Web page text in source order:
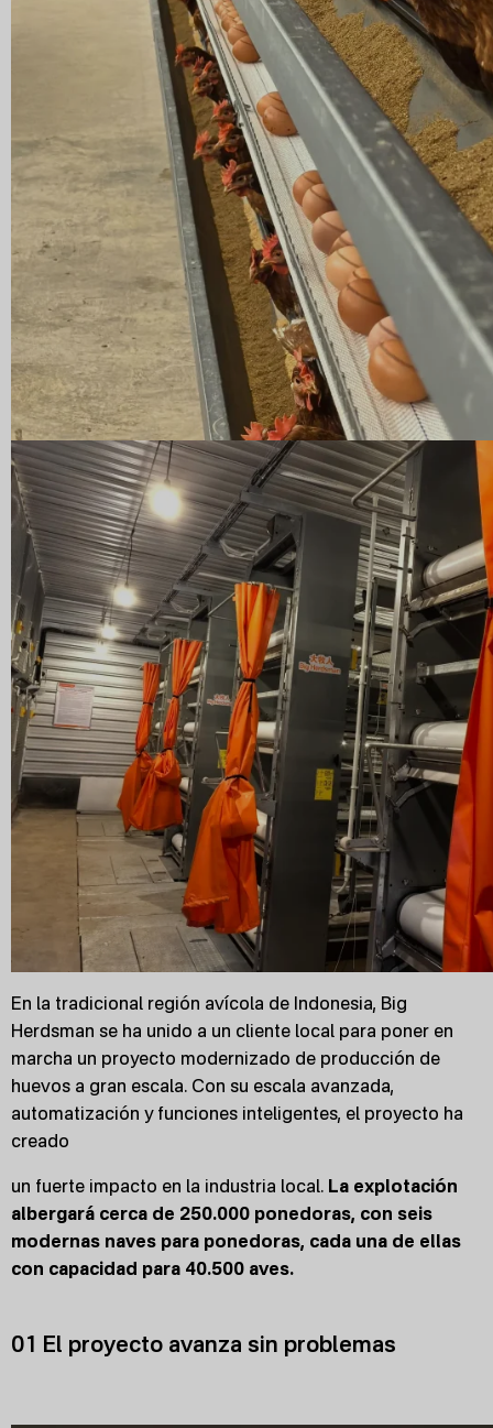
En la tradicional región avícola de Indonesia, Big
Herdsman se ha unido a un cliente local para poner en
marcha un proyecto modernizado de producción de
huevos a gran escala. Con su escala avanzada,
automatización y funciones inteligentes, el proyecto ha
creado
un fuerte impacto en la industria local. La explotación
albergará cerca de 250.000 ponedoras, con seis
modernas naves para ponedoras, cada una de ellas
con capacidad para 40.500 aves.
01 El proyecto avanza sin problemas